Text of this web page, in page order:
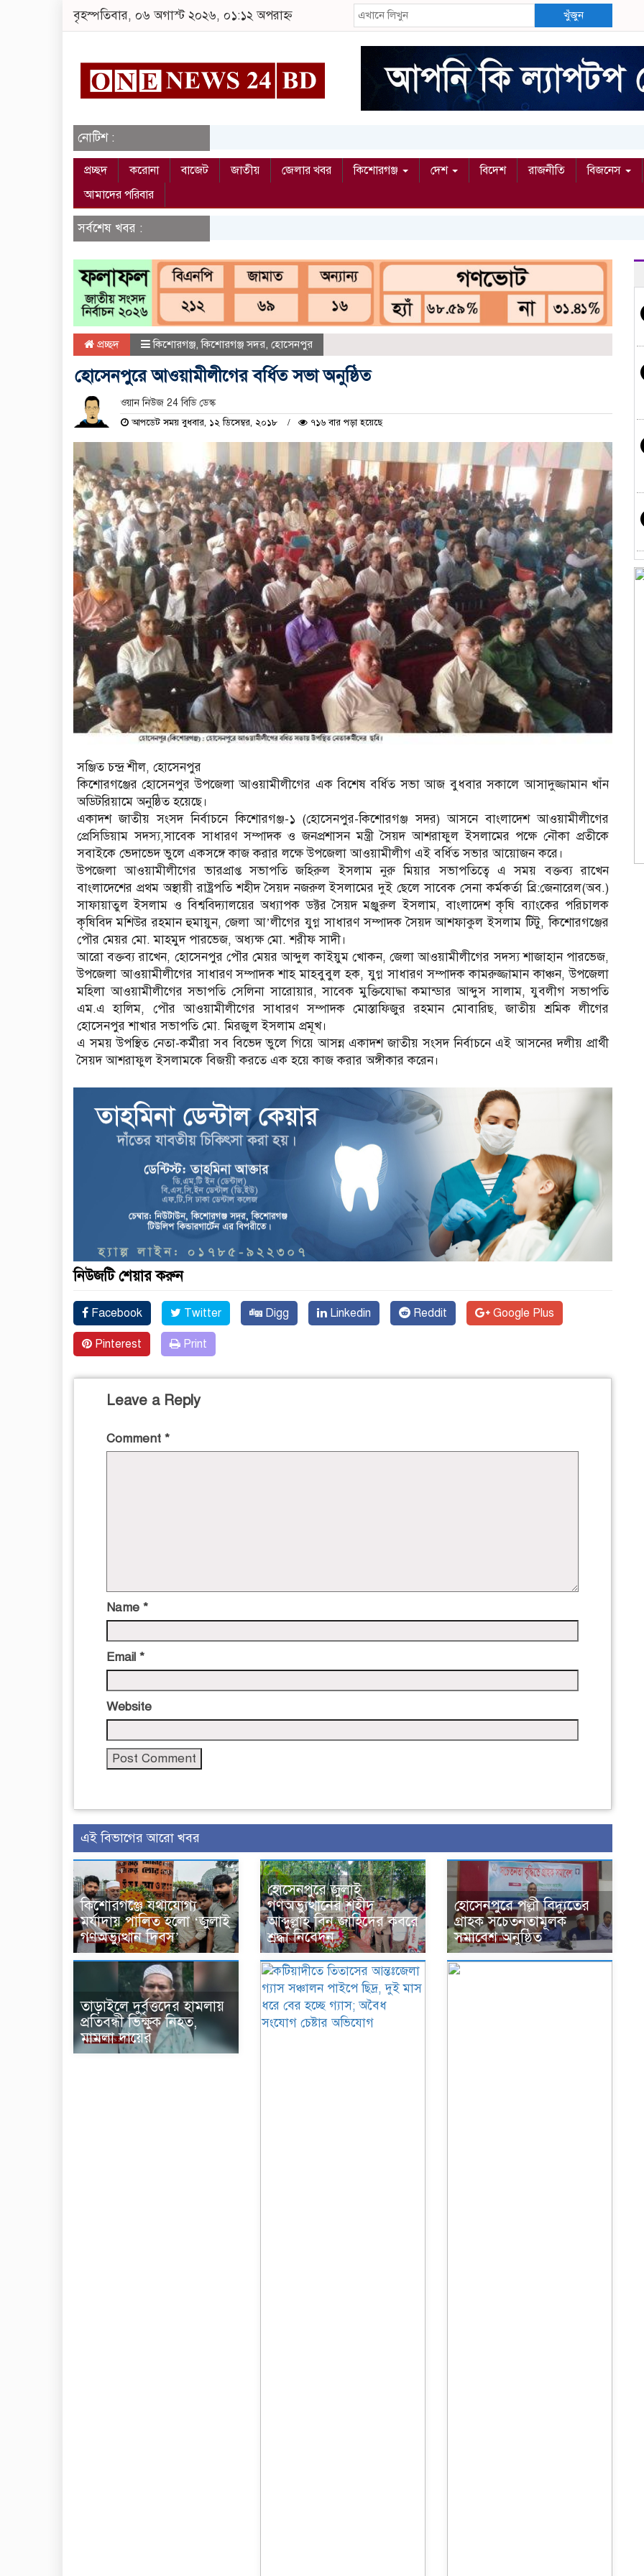
বৃহস্পতিবার, ০৬ অগাস্ট ২০২৬, ০১:১২ অপরাহ্ন খুঁজুন
নোটিশ :
প্রচ্ছদ করোনা বাজেট জাতীয় জেলার খবর কিশোরগঞ্জ দেশ বিদেশ রাজনীতি বিজনেস
আমাদের পরিবার
সর্বশেষ খবর :
প্রচ্ছদ কিশোরগঞ্জ,কিশোরগঞ্জ সদর, হোসেনপুর
হোসেনপুরে আওয়ামীলীগের বর্ধিত সভা অনুষ্ঠিত
ওয়ান নিউজ 24 বিডি ডেস্ক
আপডেট সময় বুধবার, ১২ ডিসেম্বর, ২০১৮ ৭১৬ বার পড়া হয়েছে
সঞ্জিত চন্দ্র শীল, হোসেনপুর
কিশোরগঞ্জের হোসেনপুর উপজেলা আওয়ামীলীগের এক বিশেষ বর্ধিত সভা আজ বুধবার সকালে আসাদুজ্জামান খাঁন
অডিটরিয়ামে অনুষ্ঠিত হয়েছে।
একাদশ জাতীয় সংসদ নির্বাচনে কিশোরগঞ্জ-১ (হোসেনপুর-কিশোরগঞ্জ সদর) আসনে বাংলাদেশ আওয়ামীলীগের
প্রেসিডিয়াম সদস্য,সাবেক সাধারণ সম্পাদক ও জনপ্রশাসন মন্ত্রী সৈয়দ আশরাফুল ইসলামের পক্ষে নৌকা প্রতীকে
সবাইকে ভেদাভেদ ভুলে একসঙ্গে কাজ করার লক্ষে উপজেলা আওয়ামীলীগ এই বর্ধিত সভার আয়োজন করে।
উপজেলা আওয়ামীলীগের ভারপ্রাপ্ত সভাপতি জহিরুল ইসলাম নুরু মিয়ার সভাপতিত্বে এ সময় বক্তব্য রাখেন
বাংলাদেশের প্রথম অস্থায়ী রাষ্ট্রপতি শহীদ সৈয়দ নজরুল ইসলামের দুই ছেলে সাবেক সেনা কর্মকর্তা ব্রি:জেনারেল(অব.)
সাফায়াতুল ইসলাম ও বিশ্ববিদ্যালয়ের অধ্যাপক ডক্টর সৈয়দ মঞ্জুরুল ইসলাম, বাংলাদেশ কৃষি ব্যাংকের পরিচালক
কৃষিবিদ মশিউর রহমান হুমায়ুন, জেলা আ’লীগের যুগ্ন সাধারণ সম্পাদক সৈয়দ আশফাকুল ইসলাম টিটু, কিশোরগঞ্জের
পৌর মেয়র মো. মাহমুদ পারভেজ, অধ্যক্ষ মো. শরীফ সাদী।
আরো বক্তব্য রাখেন, হোসেনপুর পৌর মেয়র আব্দুল কাইয়ুম খোকন, জেলা আওয়ামীলীগের সদস্য শাজাহান পারভেজ,
উপজেলা আওয়ামীলীগের সাধারণ সম্পাদক শাহ মাহবুবুল হক, যুগ্ন সাধারণ সম্পাদক কামরুজ্জামান কাঞ্চন, উপজেলা
মহিলা আওয়ামীলীগের সভাপতি সেলিনা সারোয়ার, সাবেক মুক্তিযোদ্ধা কমান্ডার আব্দুস সালাম, যুবলীগ সভাপতি
এম.এ হালিম, পৌর আওয়ামীলীগের সাধারণ সম্পাদক মোস্তাফিজুর রহমান মোবারিছ, জাতীয় শ্রমিক লীগের
হোসেনপুর শাখার সভাপতি মো. মিরজুল ইসলাম প্রমূখ।
এ সময় উপস্থিত নেতা-কর্মীরা সব বিভেদ ভুলে গিয়ে আসন্ন একাদশ জাতীয় সংসদ নির্বাচনে এই আসনের দলীয় প্রার্থী
সৈয়দ আশরাফুল ইসলামকে বিজয়ী করতে এক হয়ে কাজ করার অঙ্গীকার করেন।
নিউজটি শেয়ার করুন
Facebook Twitter Digg Linkedin Reddit Google Plus
Pinterest Print
Leave a Reply
Comment *
Name *
Email *
Website
এই বিভাগের আরো খবর
কিশোরগঞ্জে যথাযোগ্য
মর্যাদায় পালিত হলো ‘জুলাই
গণঅভ্যুত্থান দিবস’
হোসেনপুরে জুলাই
গণঅভ্যুত্থানের শহীদ
আব্দুল্লাহ বিন জাহিদের কবরে
শ্রদ্ধা নিবেদন
হোসেনপুরে পল্লী বিদ্যুতের
গ্রাহক সচেতনতামূলক
সমাবেশ অনুষ্ঠিত
তাড়াইলে দুর্বৃত্তদের হামলায়
প্রতিবন্ধী ভিক্ষুক নিহত,
মামলা দায়ের